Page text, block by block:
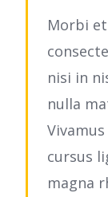
Morbi
nisi in
nulla
cursus
magna